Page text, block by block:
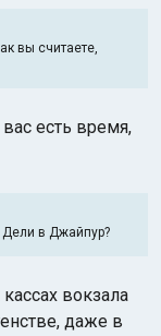
вы считаете,
есть время,
Дели в Джайпур?
вокзала
даже в